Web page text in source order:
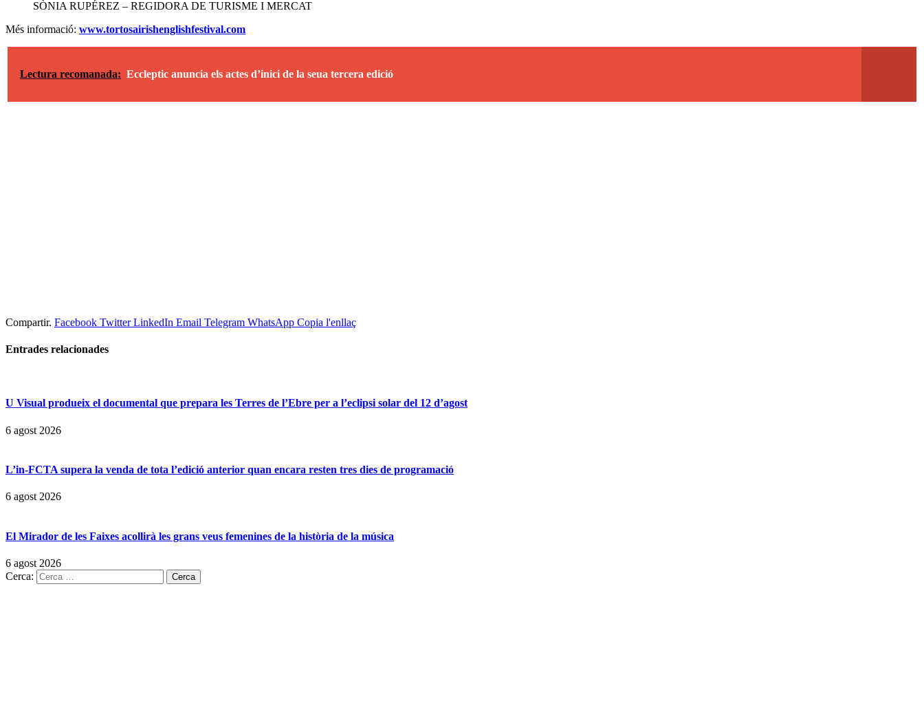
SÒNIA RUPÉREZ – REGIDORA DE TURISME I MERCAT
Més informació: www.tortosairishenglishfestival.com
Lectura recomanada: Eccleptic anuncia els actes d’inici de la seua tercera edició
Compartir. Facebook Twitter LinkedIn Email Telegram WhatsApp Copia l'enllaç
Entrades relacionades
U Visual produeix el documental que prepara les Terres de l’Ebre per a l’eclipsi solar del 12 d’agost
6 agost 2026
L’in-FCTA supera la venda de tota l’edició anterior quan encara resten tres dies de programació
6 agost 2026
El Mirador de les Faixes acollirà les grans veus femenines de la història de la música
6 agost 2026
Cerca: